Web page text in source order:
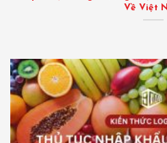
Về Việt